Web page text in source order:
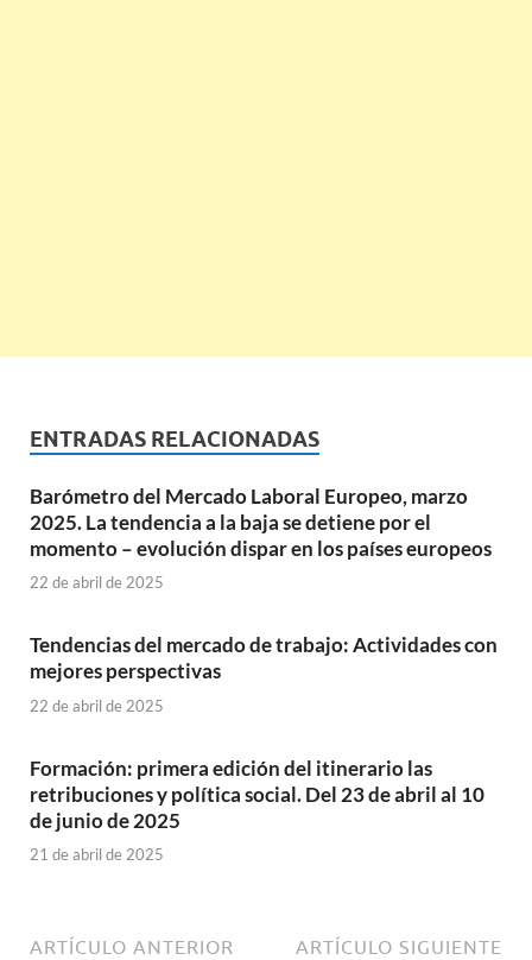
ENTRADAS RELACIONADAS
Barómetro del Mercado Laboral Europeo, marzo
2025. La tendencia a la baja se detiene por el
momento – evolución dispar en los países europeos
22 de abril de 2025
Tendencias del mercado de trabajo: Actividades con
mejores perspectivas
22 de abril de 2025
Formación: primera edición del itinerario las
retribuciones y política social. Del 23 de abril al 10
de junio de 2025
21 de abril de 2025
ARTÍCULO ANTERIOR ARTÍCULO SIGUIENTE